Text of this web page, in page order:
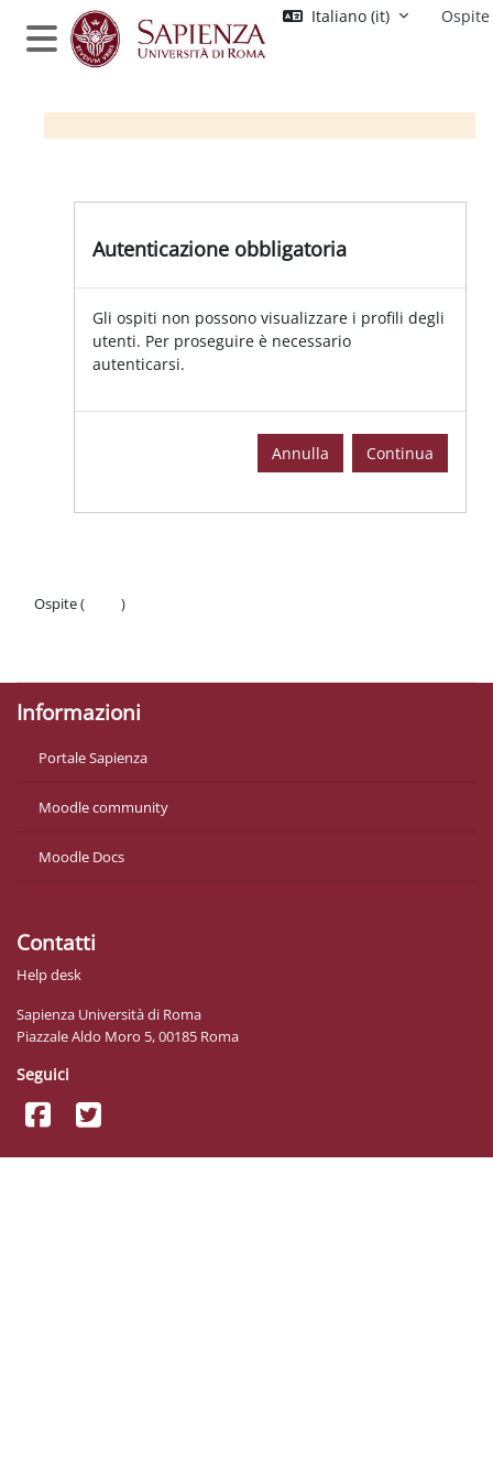
Vai al contenuto principale
Pannello laterale
Italiano ‎(it)‎ Ospite
Autenticazione obbligatoria
Gli ospiti non possono visualizzare i profili degli
utenti. Per proseguire è necessario
autenticarsi.
Annulla Continua
Ospite (
)
Informazioni
Portale Sapienza
Moodle community
Moodle Docs
Contatti
Help desk
Sapienza Università di Roma
Piazzale Aldo Moro 5, 00185 Roma
Seguici